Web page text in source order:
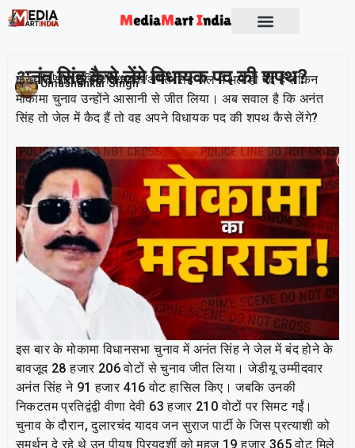
अनंत सिंह कैसे लेंगे विधायक पद की शपथ?
Umashankar Singh
Publish On: 20 November 2025
कुख्यात और चर्चित विधायक अनंत सिंह जेल में भले ही बंद हैं लेकिन
मोकामा चुनाव उन्होंने आसानी से जीत लिया। अब सवाल है कि अनंत
सिंह तो जेल में कैद हैं तो वह अपने विधायक पद की शपथ कैसे लेंगे?
इस बार के मोकामा विधानसभा चुनाव में अनंत सिंह ने जेल में बंद होने के
बावजूद 28 हजार 206 वोटों से चुनाव जीत लिया। जेडीयू उम्मीदवार
अनंत सिंह ने 91 हजार 416 वोट हासिल किए। जबकि उनकी
निकटतम प्रतिद्वंद्वी वीणा देवी 63 हजार 210 वोटों पर सिमट गईं।
चुनाव के दौरान, दुलारचंद यादव जन सुराज पार्टी के जिस प्रत्याशी को
समर्थन दे रहे थे उन पीयूष प्रियदर्शी को महज 19 हजार 365 वोट मिले